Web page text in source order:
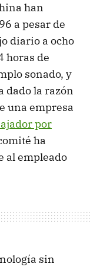
han
a pesar de
diario a ocho
horas de
sonado, y
dado la razón
una empresa
por
ha
al empleado
sin